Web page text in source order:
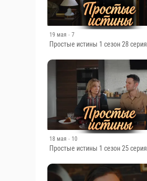
19 мая · 7
Простые истины 1 сезон 28 серия
18 мая · 10
Простые истины 1 сезон 25 серия